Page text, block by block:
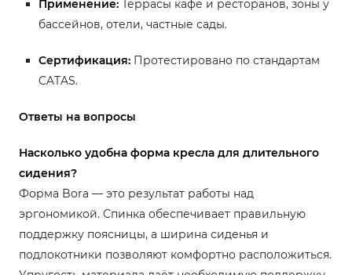
Применение: Террасы кафе и ресторанов, зоны у
бассейнов, отели, частные сады.
Сертификация: Протестировано по стандартам
CATAS.
Ответы на вопросы
Насколько удобна форма кресла для длительного
сидения?
Форма Bora — это результат работы над
эргономикой. Спинка обеспечивает правильную
поддержку поясницы, а ширина сиденья и
подлокотники позволяют комфортно расположиться.